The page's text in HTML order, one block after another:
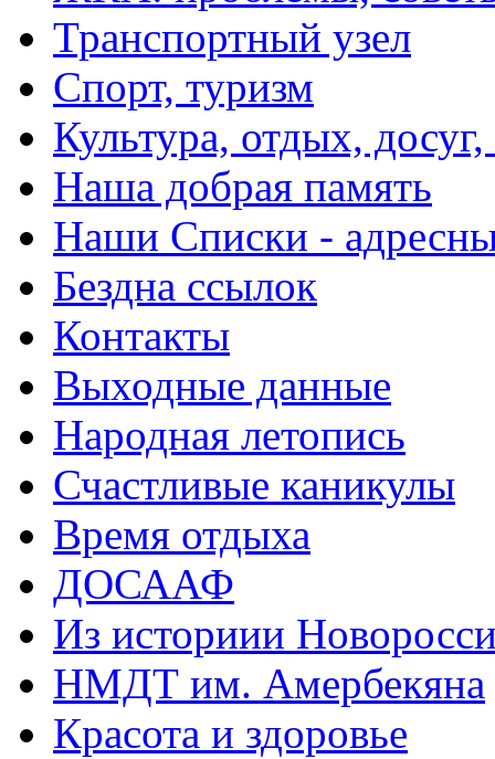
Транспортный узел
Спорт, туризм
Культура, отдых,
Наша добрая память
Наши Списки -
Бездна ссылок
Контакты
Выходные данные
Народная летопись
Счастливые каникулы
Время отдыха
ДОСААФ
Из историии
НМДТ им. Амербекяна
Красота и здоровье